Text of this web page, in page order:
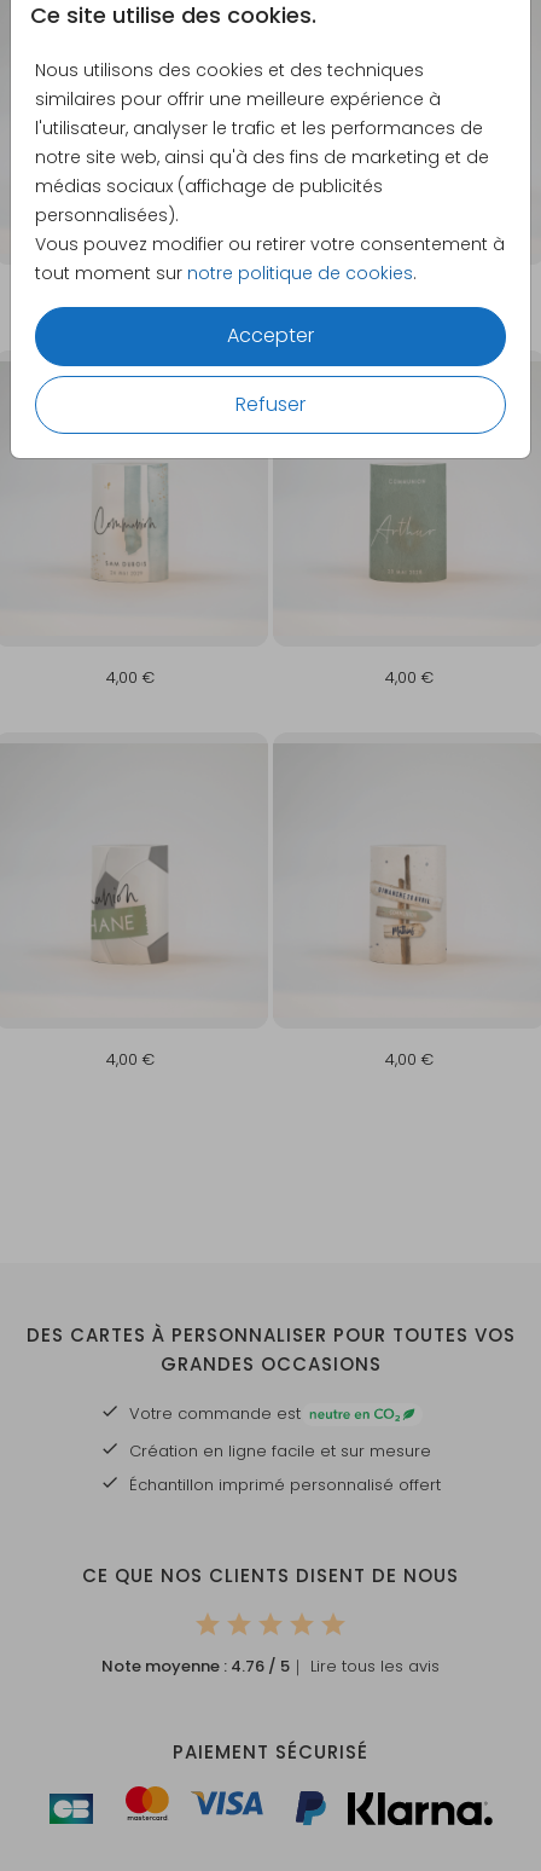
Ce site utilise des cookies.
Nous utilisons des cookies et des techniques
similaires pour offrir une meilleure expérience à
l'utilisateur, analyser le trafic et les performances de
notre site web, ainsi qu'à des fins de marketing et de
médias sociaux (affichage de publicités
personnalisées).
Vous pouvez modifier ou retirer votre consentement à
tout moment sur notre politique de cookies.
Accepter
Refuser
4,00 € 4,00 €
4,00 € 4,00 €
DES CARTES À PERSONNALISER POUR TOUTES VOS
GRANDES OCCASIONS
Votre commande est
Création en ligne facile et sur mesure
Échantillon imprimé personnalisé offert
CE QUE NOS CLIENTS DISENT DE NOUS
Note moyenne : 4.76 / 5 ｜ Lire tous les avis
PAIEMENT SÉCURISÉ